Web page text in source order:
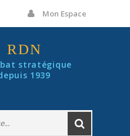
Mon Espace
RDN
stratégique
1939